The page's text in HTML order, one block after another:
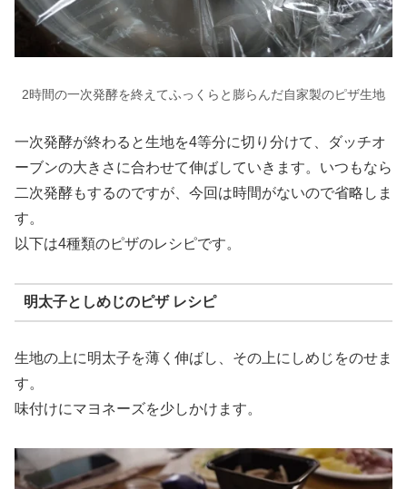
2時間の一次発酵を終えてふっくらと膨らんだ自家製のピザ生地
一次発酵が終わると生地を4等分に切り分けて、ダッチオ
ーブンの大きさに合わせて伸ばしていきます。いつもなら
二次発酵もするのですが、今回は時間がないので省略しま
す。
以下は4種類のピザのレシピです。
明太子としめじのピザ レシピ
生地の上に明太子を薄く伸ばし、その上にしめじをのせま
す。
味付けにマヨネーズを少しかけます。